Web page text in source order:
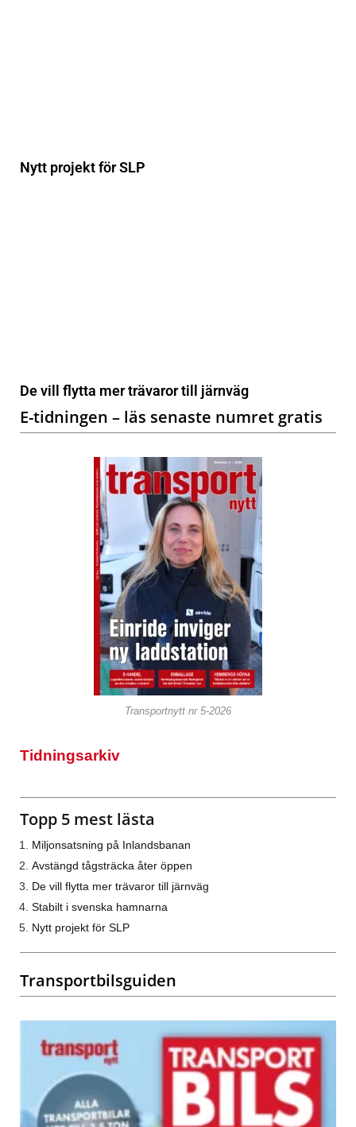
Nytt projekt för SLP
De vill flytta mer trävaror till järnväg
E-tidningen – läs senaste numret gratis
Transportnytt nr 5-2026
Tidningsarkiv
Topp 5 mest lästa
Miljonsatsning på Inlandsbanan
Avstängd tågsträcka åter öppen
De vill flytta mer trävaror till järnväg
Stabilt i svenska hamnarna
Nytt projekt för SLP
Transportbilsguiden